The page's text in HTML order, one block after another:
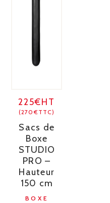
225€HT
(270€TTC)
Sacs de
Boxe
STUDIO
PRO –
Hauteur
150 cm
BOXE